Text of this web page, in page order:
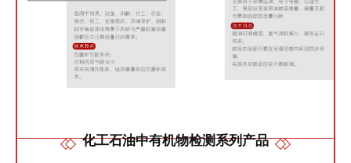
化工石油中有机物检测系列产品